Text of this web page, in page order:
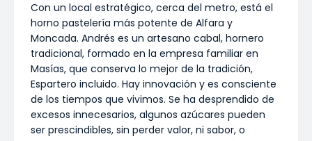
Con un local estratégico, cerca del metro, está el
horno pastelería más potente de Alfara y
Moncada. Andrés es un artesano cabal, hornero
tradicional, formado en la empresa familiar en
Masías, que conserva lo mejor de la tradición,
Espartero incluido. Hay innovación y es consciente
de los tiempos que vivimos. Se ha desprendido de
excesos innecesarios, algunos azúcares pueden
ser prescindibles, sin perder valor, ni sabor, o